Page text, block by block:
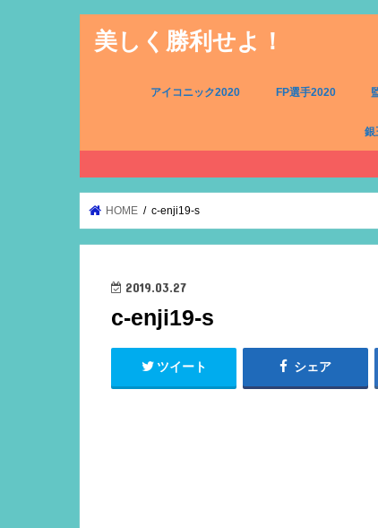
美しく勝利せよ！
アイコニック2020 FP選手2020
銀
HOME c-enji19-s
2019.03.27
c-enji19-s
ツイート シェア